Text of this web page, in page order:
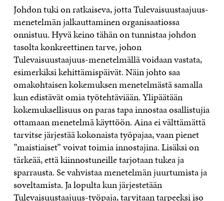
Johdon tuki on ratkaiseva, jotta Tulevaisuustaajuus-
menetelmän jalkauttaminen organisaatiossa
onnistuu. Hyvä keino tähän on tunnistaa johdon
tasolta konkreettinen tarve, johon
Tulevaisuustaajuus-menetelmällä voidaan vastata,
esimerkiksi kehittämispäivät. Näin johto saa
omakohtaisen kokemuksen menetelmästä samalla
kun edistävät omia työtehtäviään. Ylipäätään
kokemuksellisuus on paras tapa innostaa osallistujia
ottamaan menetelmä käyttöön. Aina ei välttämättä
tarvitse järjestää kokonaista työpajaa, vaan pienet
”maistiaiset” voivat toimia innostajina. Lisäksi on
tärkeää, että kiinnostuneille tarjotaan tukea ja
sparrausta. Se vahvistaa menetelmän juurtumista ja
soveltamista. Ja lopulta kun järjestetään
Tulevaisuustaajuus-työpaja, tarvitaan tarpeeksi iso